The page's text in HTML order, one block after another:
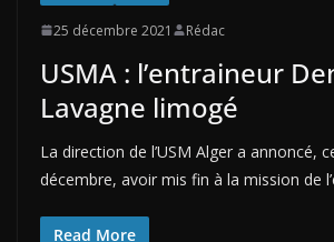
25 décembre 2021 Rédac
USMA : l’entraineur
Lavagne limogé
La direction de l’USM Alger a annoncé,
décembre, avoir mis fin à la mission de
Read More